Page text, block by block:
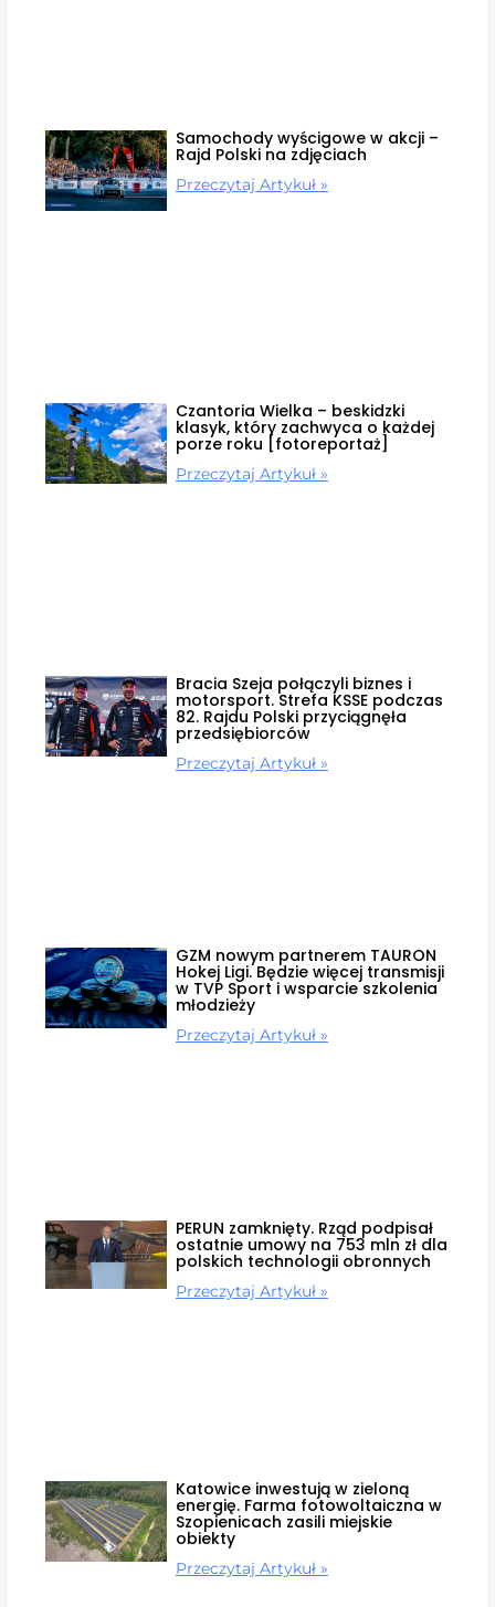
Samochody wyścigowe w akcji –
Rajd Polski na zdjęciach
Przeczytaj Artykuł »
Czantoria Wielka – beskidzki
klasyk, który zachwyca o każdej
porze roku [fotoreportaż]
Przeczytaj Artykuł »
Bracia Szeja połączyli biznes i
motorsport. Strefa KSSE podczas
82. Rajdu Polski przyciągnęła
przedsiębiorców
Przeczytaj Artykuł »
GZM nowym partnerem TAURON
Hokej Ligi. Będzie więcej transmisji
w TVP Sport i wsparcie szkolenia
młodzieży
Przeczytaj Artykuł »
PERUN zamknięty. Rząd podpisał
ostatnie umowy na 753 mln zł dla
polskich technologii obronnych
Przeczytaj Artykuł »
Katowice inwestują w zieloną
energię. Farma fotowoltaiczna w
Szopienicach zasili miejskie
obiekty
Przeczytaj Artykuł »